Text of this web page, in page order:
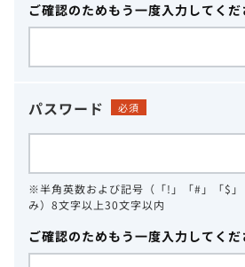
ご確認のためもう一度入力してくだ
パスワード 必須
※半角英数および記号（「!」「#」「$」
み）8文字以上30文字以内
ご確認のためもう一度入力してくだ